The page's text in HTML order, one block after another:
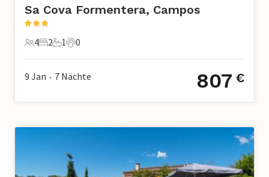
Sa Cova Formentera, Campos
4 Gäste
4
2 Schlafzimmer
2
1 Badezimmer
1
0 Haustiere
0
9 Jan • 7 Nächte 807 €